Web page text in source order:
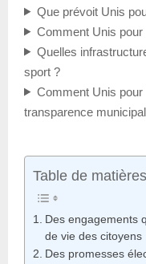
Que prévoit Unis
Comment Unis
Quelles
sport ?
Comment Unis
transparence
Table de matières
Des engagements
de vie des citoyens
Des promesses